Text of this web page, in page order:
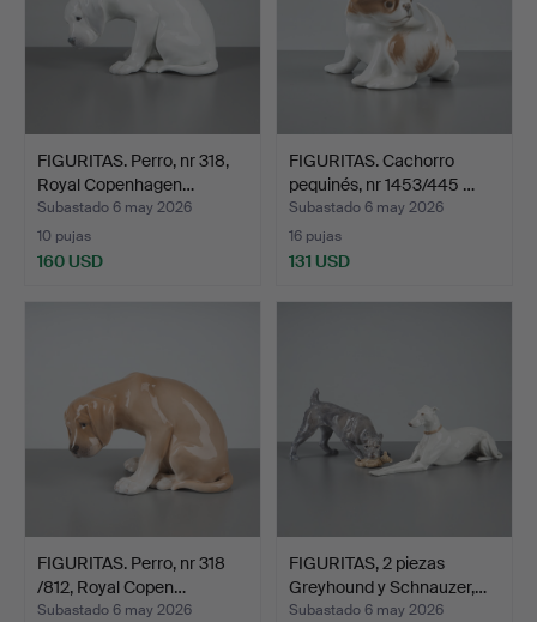
FIGURITAS. Perro, nr 318,
Royal Copenhagen…
Subastado 6 may 2026
10 pujas
160 USD
FIGURITAS. Cachorro
pequinés, nr 1453/445 …
Subastado 6 may 2026
16 pujas
131 USD
FIGURITAS. Perro, nr 318
/812, Royal Copen…
Subastado 6 may 2026
FIGURITAS, 2 piezas
Greyhound y Schnauzer,…
Subastado 6 may 2026